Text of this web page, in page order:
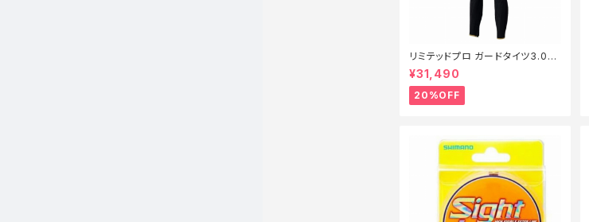
リミテッドプロ ガードタイツ3.0FI
−540X 黒 LB【特価装備】【20】
¥31,490
20%OFF